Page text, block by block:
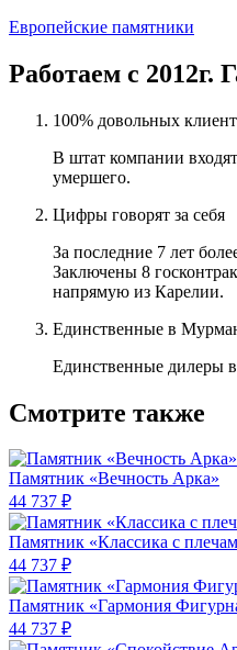
Европейские памятники
Работаем с 2012г.
100% довольных
В штат компании
умершего.
Цифры говорят за себя
За последние 7 лет
Заключены 8
напрямую из Карелии.
Единственные в
Единственные дилеры
Смотрите также
Памятник «Вечность Арка»
44 737 ₽
Памятник «Классика c
44 737 ₽
Памятник «Гармония
44 737 ₽